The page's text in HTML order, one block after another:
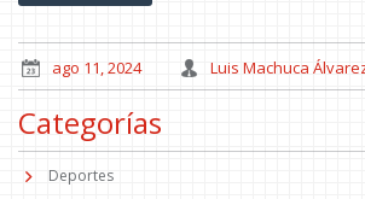
resalta en los testimonios de los atletas.
ago 11, 2024 Luis Machuca
Categorías
Deportes